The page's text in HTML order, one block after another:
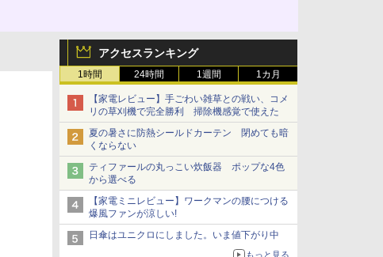
アクセスランキング
1時間 24時間 1週間 1カ月
【家電レビュー】手ごわい雑草との戦い、コメ
リの草刈機で完全勝利 掃除機感覚で使えた
夏の暑さに防熱シールドカーテン 閉めても暗
くならない
ティファールの丸っこい炊飯器 ポップな4色
から選べる
【家電ミニレビュー】ワークマンの腰につける
爆風ファンが涼しい!
日傘はユニクロにしました。いま値下がり中
もっと見る